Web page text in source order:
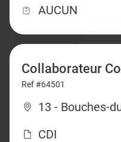
AUCUN
Collaborateur
Ref #64501
13 - Bouches-
CDI